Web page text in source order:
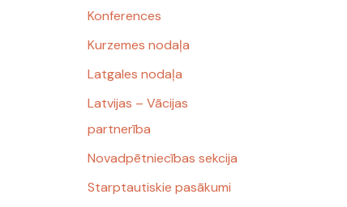
Konferences
Kurzemes nodaļa
Latgales nodaļa
Latvijas – Vācijas
partnerība
Novadpētniecības sekcija
Starptautiskie pasākumi